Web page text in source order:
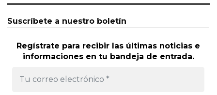
Suscríbete a nuestro boletín
Regístrate para recibir las últimas noticias e
informaciones en tu bandeja de entrada.